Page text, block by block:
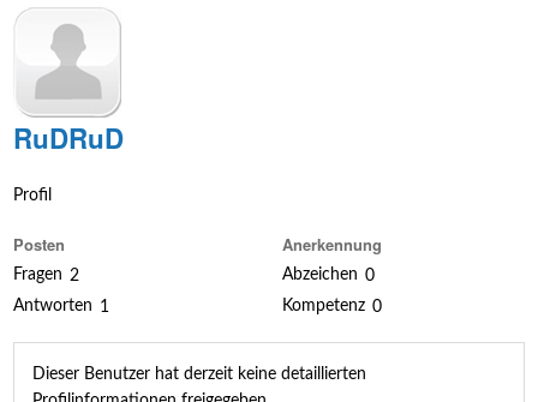
stellen...
RuDRuD
Profil
Posten
Fragen 2
Antworten 1
Anerkennung
Abzeichen 0
Kompetenz 0
Dieser Benutzer hat derzeit keine detaillierten